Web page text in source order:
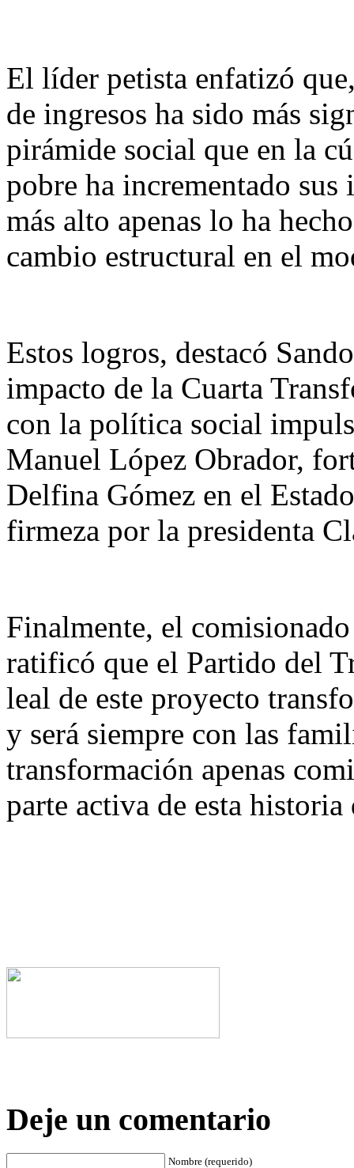
El líder petista enfatizó
de ingresos ha sido más
pirámide social que en la
pobre ha incrementado
más alto apenas lo ha
cambio estructural en el
Estos logros, destacó
impacto de la Cuarta
con la política social
Manuel López Obrador,
Delfina Gómez en el
firmeza por la presidenta
Finalmente, el
ratificó que el Partido del
leal de este proyecto
y será siempre con las
transformación apenas
parte activa de esta
Deje un comentario
Nombre (requerido)